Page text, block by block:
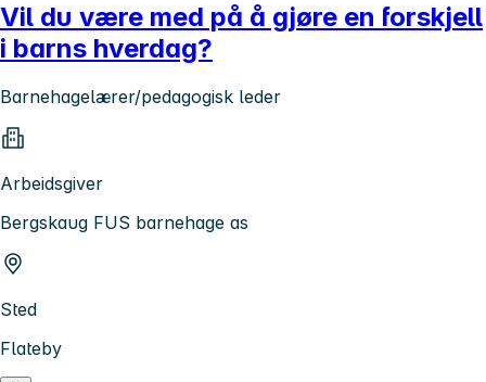
Vil du være med på å gjøre en forskjell
i barns hverdag?
Barnehagelærer/pedagogisk leder
Arbeidsgiver
Bergskaug FUS barnehage as
Sted
Flateby